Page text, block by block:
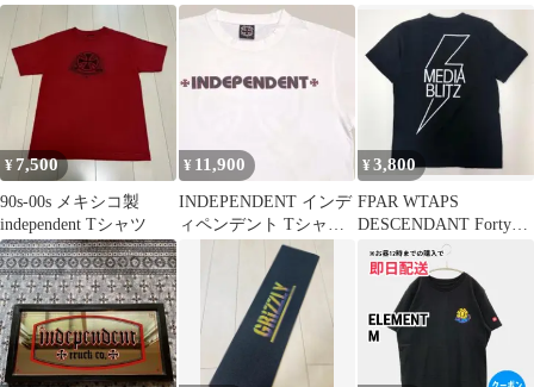
ートボード+スペーサーD Lo
¥7,500
90s-00s メキシコ製
independent Tシャツ
¥ 11,900
INDEPENDENT インデ
ィペンデント Tシャツ
¥3,800
FPAR WTAPS
DESCENDANT Forty
percent Tシャツ